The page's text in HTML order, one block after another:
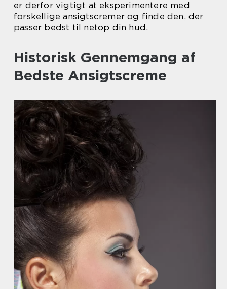
er derfor vigtigt at eksperimentere med
forskellige ansigtscremer og finde den, der
passer bedst til netop din hud.
Historisk Gennemgang af
Bedste Ansigtscreme